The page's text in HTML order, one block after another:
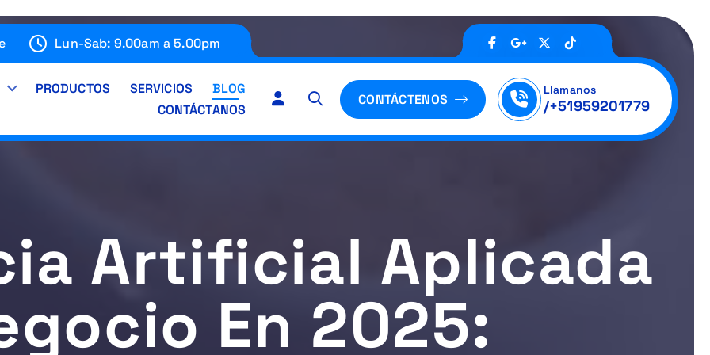
Lun-Sab: 9.00am a 5.00pm
PRODUCTOS SERVICIOS
BLOG
CONTÁCTANOS
CONTÁCTENOS
Llamanos
/+51959201779
Artificial Aplicada
En 2025: